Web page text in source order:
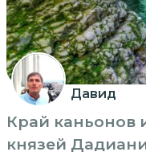
Давид
Край каньонов
князей